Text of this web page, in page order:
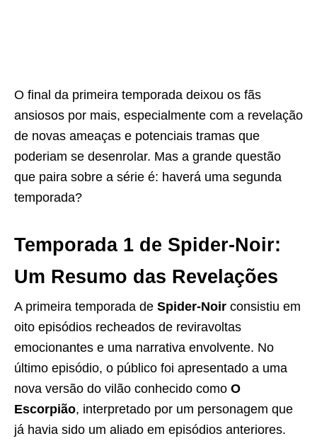
O final da primeira temporada deixou os fãs
ansiosos por mais, especialmente com a revelação
de novas ameaças e potenciais tramas que
poderiam se desenrolar. Mas a grande questão
que paira sobre a série é: haverá uma segunda
temporada?
Temporada 1 de Spider-Noir:
Um Resumo das Revelações
A primeira temporada de Spider-Noir consistiu em
oito episódios recheados de reviravoltas
emocionantes e uma narrativa envolvente. No
último episódio, o público foi apresentado a uma
nova versão do vilão conhecido como O
Escorpião, interpretado por um personagem que
já havia sido um aliado em episódios anteriores.